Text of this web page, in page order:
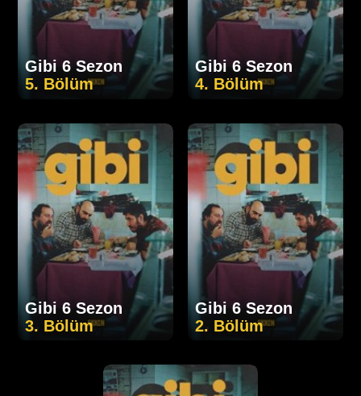
Gibi 6 Sezon
5. Bölüm
Gibi 6 Sezon
4. Bölüm
Gibi 6 Sezon
3. Bölüm
Gibi 6 Sezon
2. Bölüm